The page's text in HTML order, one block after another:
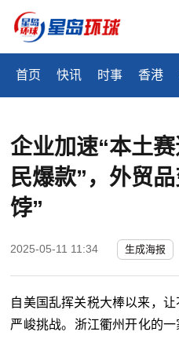
首页 快讯 时事 香港
企业加速“本土
民爆款”，外贸
饽”
2025-05-11 11:34 生成海报
自美国乱挥关税大棒以来，
严峻挑战。浙江衢州开化的